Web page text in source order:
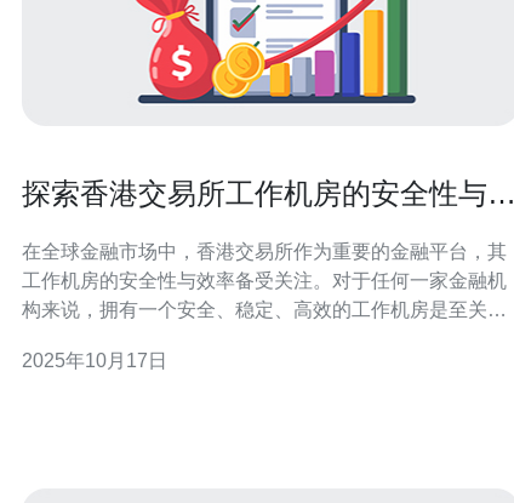
探索香港交易所工作机房的安全性与效
在全球金融市场中，香港交易所作为重要的金融平台，其
工作机房的安全性与效率备受关注。对于任何一家金融机
构来说，拥有一个安全、稳定、高效的工作机房是至关重
佳实践，分析其在保障数据安全、提升运营效率方面的努
2025年10月17日